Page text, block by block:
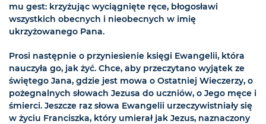
mu gest: krzyżując wyciągnięte ręce, błogosławi
wszystkich obecnych i nieobecnych w imię
ukrzyżowanego Pana.
Prosi następnie o przyniesienie księgi Ewangelii, która
nauczyła go, jak żyć. Chce, aby przeczytano wyjątek ze
świętego Jana, gdzie jest mowa o Ostatniej Wieczerzy, o
pożegnalnych słowach Jezusa do uczniów, o Jego męce i
śmierci. Jeszcze raz słowa Ewangelii urzeczywistniały się
w życiu Franciszka, który umierał jak Jezus, naznaczony